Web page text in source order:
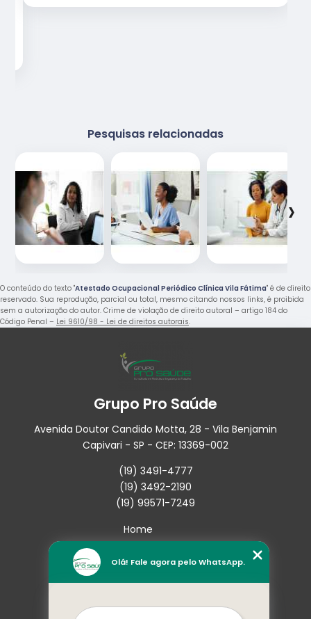
Pesquisas relacionadas
‹ ›
O conteúdo do texto "Atestado Ocupacional Periódico Clínica Vila Fátima" é de direito
reservado. Sua reprodução, parcial ou total, mesmo citando nossos links, é proibida
sem a autorização do autor. Crime de violação de direito autoral – artigo 184 do
Código Penal – Lei 9610/98 - Lei de direitos autorais.
Grupo Pro Saúde
Avenida Doutor Candido Motta, 28 - Vila Benjamin
Capivari - SP - CEP: 13369-002
(19) 3491-4777
(19) 3492-2190
(19) 99571-7249
Home
Empresa
Missão
Mapa do site
Olá! Fale agora pelo WhatsApp.